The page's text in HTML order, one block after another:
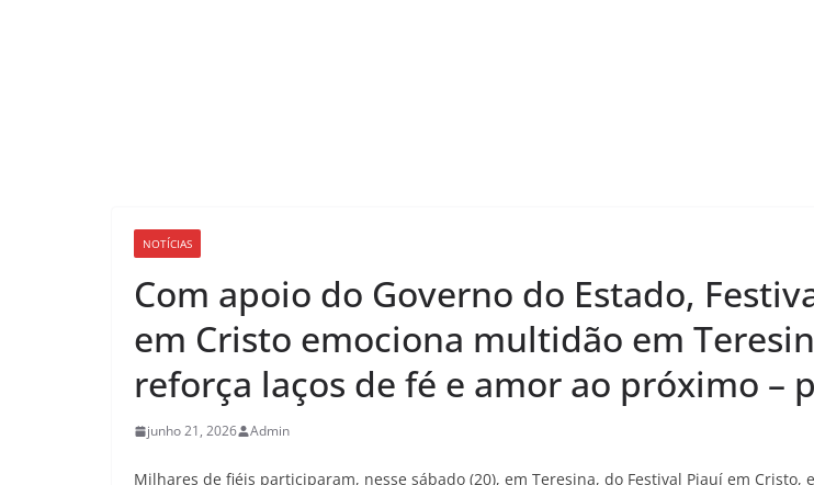
NOTÍCIAS
Com apoio do Governo do Estado,
em Cristo emociona multidão em
reforça laços de fé e amor ao próximo –
junho 21, 2026 Admin
Milhares de fiéis participaram, nesse sábado (20), em Teresina, do Festival Piauí em Cristo,